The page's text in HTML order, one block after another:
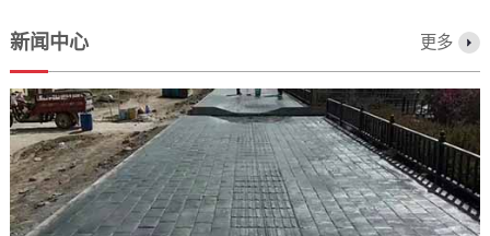
新闻中心 更多